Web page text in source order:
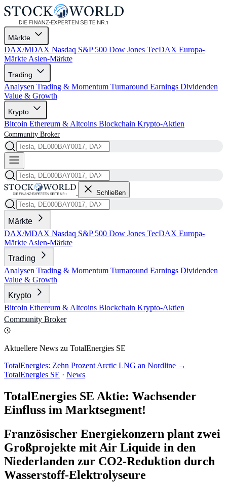
Märkte
DAX/MDAX Nasdaq S&P 500 Dow Jones TecDAX Europa-
Märkte Asien-Märkte
Trading
Analysen Trading & Momentum Turnaround Earnings Dividenden
Value & Growth
Krypto
Bitcoin Ethereum & Altcoins Blockchain Krypto-Aktien
Community Broker
Schließen
Märkte
DAX/MDAX Nasdaq S&P 500 Dow Jones TecDAX Europa-
Märkte Asien-Märkte
Trading
Analysen Trading & Momentum Turnaround Earnings Dividenden
Value & Growth
Krypto
Bitcoin Ethereum & Altcoins Blockchain Krypto-Aktien
Community Broker
Aktuellere News zu TotalEnergies SE
TotalEnergies: Zehn Prozent Arctic LNG an Nordline →
TotalEnergies SE · News
TotalEnergies SE Aktie: Wachsender
Einfluss im Marktsegment!
Französischer Energiekonzern plant zwei
Großprojekte mit Air Liquide in den
Niederlanden zur CO2-Reduktion durch
Wasserstoff-Elektrolyseure